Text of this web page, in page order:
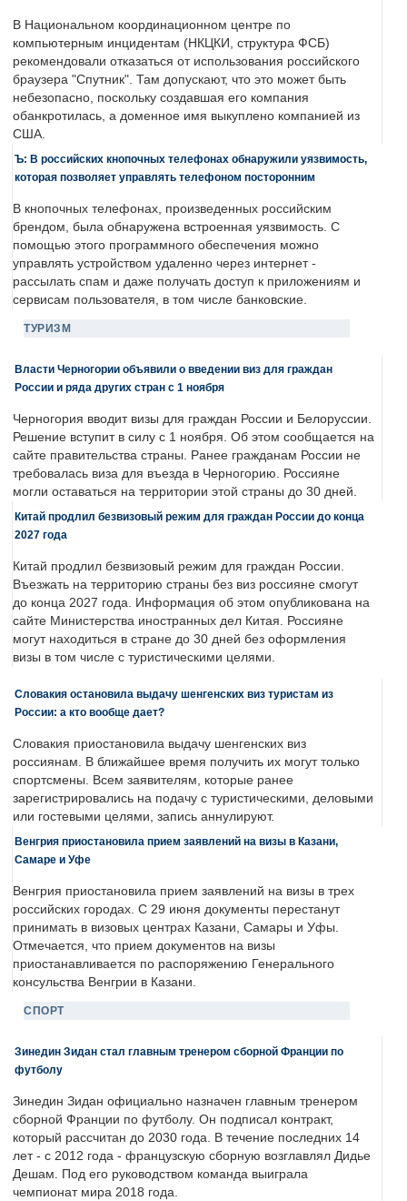
В Национальном координационном центре по
компьютерным инцидентам (НКЦКИ, структура ФСБ)
рекомендовали отказаться от использования российского
браузера "Спутник". Там допускают, что это может быть
небезопасно, поскольку создавшая его компания
обанкротилась, а доменное имя выкуплено компанией из
США.
Ъ: В российских кнопочных телефонах обнаружили уязвимость,
которая позволяет управлять телефоном посторонним
В кнопочных телефонах, произведенных российским
брендом, была обнаружена встроенная уязвимость. С
помощью этого программного обеспечения можно
управлять устройством удаленно через интернет -
рассылать спам и даже получать доступ к приложениям и
сервисам пользователя, в том числе банковские.
ТУРИЗМ
Власти Черногории объявили о введении виз для граждан
России и ряда других стран с 1 ноября
Черногория вводит визы для граждан России и Белоруссии.
Решение вступит в силу с 1 ноября. Об этом сообщается на
сайте правительства страны. Ранее гражданам России не
требовалась виза для въезда в Черногорию. Россияне
могли оставаться на территории этой страны до 30 дней.
Китай продлил безвизовый режим для граждан России до конца
2027 года
Китай продлил безвизовый режим для граждан России.
Въезжать на территорию страны без виз россияне смогут
до конца 2027 года. Информация об этом опубликована на
сайте Министерства иностранных дел Китая. Россияне
могут находиться в стране до 30 дней без оформления
визы в том числе с туристическими целями.
Словакия остановила выдачу шенгенских виз туристам из
России: а кто вообще дает?
Словакия приостановила выдачу шенгенских виз
россиянам. В ближайшее время получить их могут только
спортсмены. Всем заявителям, которые ранее
зарегистрировались на подачу с туристическими, деловыми
или гостевыми целями, запись аннулируют.
Венгрия приостановила прием заявлений на визы в Казани,
Самаре и Уфе
Венгрия приостановила прием заявлений на визы в трех
российских городах. С 29 июня документы перестанут
принимать в визовых центрах Казани, Самары и Уфы.
Отмечается, что прием документов на визы
приостанавливается по распоряжению Генерального
консульства Венгрии в Казани.
СПОРТ
Зинедин Зидан стал главным тренером сборной Франции по
футболу
Зинедин Зидан официально назначен главным тренером
сборной Франции по футболу. Он подписал контракт,
который рассчитан до 2030 года. В течение последних 14
лет - с 2012 года - французскую сборную возглавлял Дидье
Дешам. Под его руководством команда выиграла
чемпионат мира 2018 года.